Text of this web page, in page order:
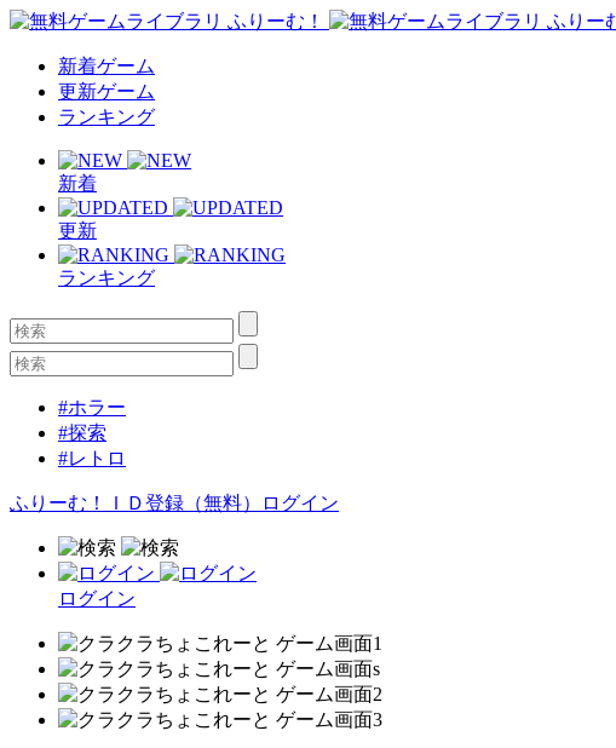
新着ゲーム
更新ゲーム
ランキング
新着
更新
ランキング
#ホラー
#探索
#レトロ
ふりーむ！ＩＤ登録（無料） ログイン
ログイン